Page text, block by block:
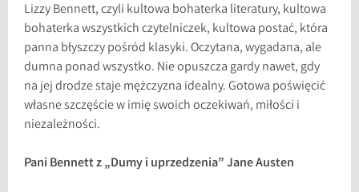
Lizzy Bennett, czyli kultowa bohaterka literatury, kultowa
bohaterka wszystkich czytelniczek, kultowa postać, która
panna błyszczy pośród klasyki. Oczytana, wygadana, ale
dumna ponad wszystko. Nie opuszcza gardy nawet, gdy
na jej drodze staje mężczyzna idealny. Gotowa poświęcić
własne szczęście w imię swoich oczekiwań, miłości i
niezależności.
Pani Bennett z „Dumy i uprzedzenia” Jane Austen